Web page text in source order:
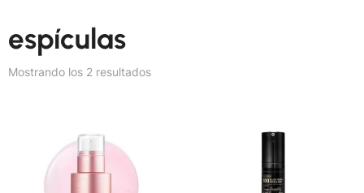
espículas
Mostrando los 2 resultados